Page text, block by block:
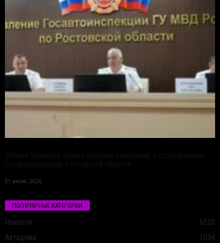
21 июля, 2026
ПОПУЛЯРНЫЕ КАТЕГОРИИ
Новости
6520
Автодома
1034